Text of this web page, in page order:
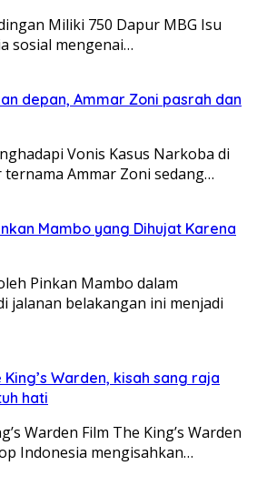
Miliki 750 Dapur MBG Isu
sosial mengenai…
depan, Ammar Zoni pasrah dan
Vonis Kasus Narkoba di
ternama Ammar Zoni sedang…
Mambo yang Dihujat Karena
Pinkan Mambo dalam
jalanan belakangan ini menjadi
Warden, kisah sang raja
hati
Warden Film The King’s Warden
Indonesia mengisahkan…